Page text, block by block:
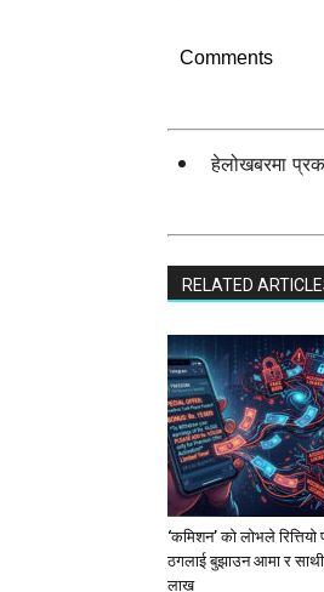
Comments
हेलोखबरमा
RELATED
‘कमिशन’ को लोभले रित्तियो
ठगलाई बुझाउन आमा र
लाख